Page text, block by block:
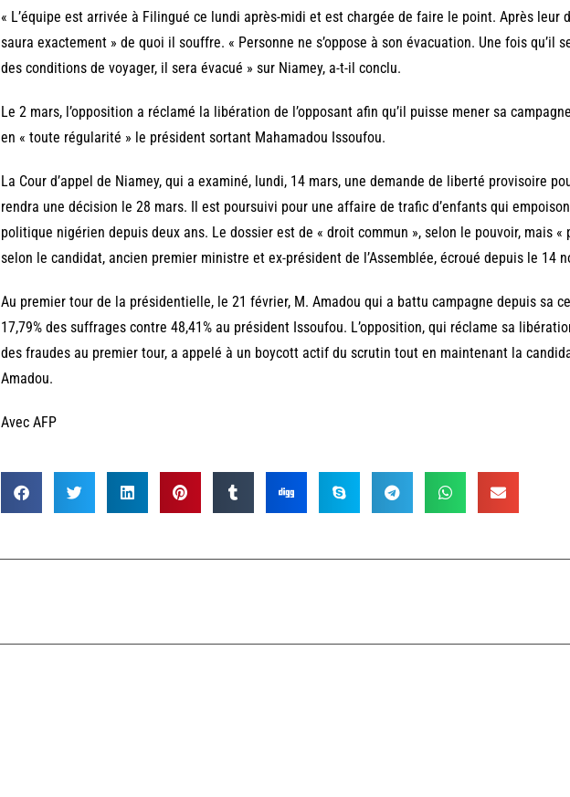
« L’équipe est arrivée à Filingué ce lundi après-midi et est chargée de faire le point. Après leur
saura exactement » de quoi il souffre. « Personne ne s’oppose à son évacuation. Une fois qu’il
des conditions de voyager, il sera évacué » sur Niamey, a-t-il conclu.
Le 2 mars, l’opposition a réclamé la libération de l’opposant afin qu’il puisse mener sa
en « toute régularité » le président sortant Mahamadou Issoufou.
La Cour d’appel de Niamey, qui a examiné, lundi, 14 mars, une demande de liberté provisoire
rendra une décision le 28 mars. Il est poursuivi pour une affaire de trafic d’enfants qui
politique nigérien depuis deux ans. Le dossier est de « droit commun », selon le pouvoir, mais «
selon le candidat, ancien premier ministre et ex-président de l’Assemblée, écroué depuis le 14
Au premier tour de la présidentielle, le 21 février, M. Amadou qui a battu campagne depuis sa
17,79% des suffrages contre 48,41% au président Issoufou. L’opposition, qui réclame sa
des fraudes au premier tour, a appelé à un boycott actif du scrutin tout en maintenant la
Amadou.
Avec AFP